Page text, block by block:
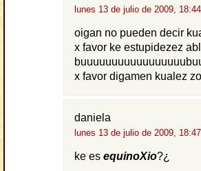
lunes 13 de julio de 2009, 18:44
oigan no pueden decir
x favor ke estupidezez
x favor digamen kualez
daniela
lunes 13 de julio de 2009, 18:47
ke es equinoXio?¿